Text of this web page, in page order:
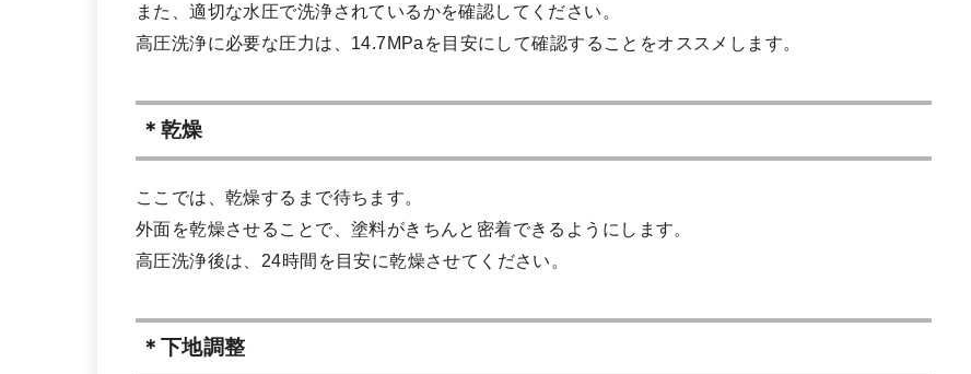
また、適切な水圧で洗浄されているかを確認してください。
高圧洗浄に必要な圧力は、14.7MPaを目安にして確認することをオススメします。
＊乾燥
ここでは、乾燥するまで待ちます。
外面を乾燥させることで、塗料がきちんと密着できるようにします。
高圧洗浄後は、24時間を目安に乾燥させてください。
＊下地調整